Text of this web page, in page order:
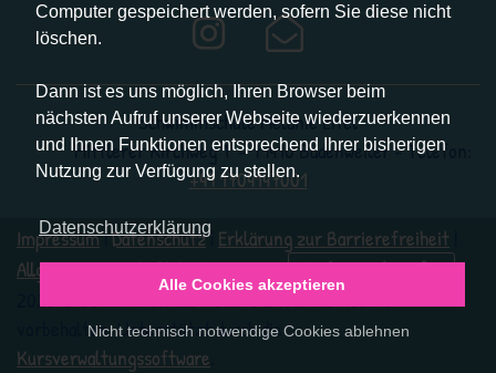
Computer gespeichert werden, sofern Sie diese nicht
löschen.
Dann ist es uns möglich, Ihren Browser beim
nächsten Aufruf unserer Webseite wiederzuerkennen
und Ihnen Funktionen entsprechend Ihrer bisherigen
Nutzung zur Verfügung zu stellen.
Datenschutzerklärung
Nicht technisch notwendige Cookies ablehnen
Alle Cookies akzeptieren
Schwimmschule Melanie Eitel
Mittlerer Kirchweg 1 - 79410 Badenweiler - Telefon:
+49 1704147001
Impressum|Datenschutz| Erklärung zur Barrierefreiheit
Allgemeine Geschäftsbedingungen| Vertrag widerrufen
2026 © Schwimmschule Melanie Eitel. Alle Rechte
vorbehalten. Unterstützt durch die
Kursverwaltungssoftware